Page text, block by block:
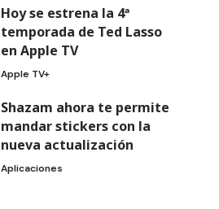
Hoy se estrena la 4ª
temporada de Ted Lasso
en Apple TV
Apple TV+
Shazam ahora te permite
mandar stickers con la
nueva actualización
Aplicaciones